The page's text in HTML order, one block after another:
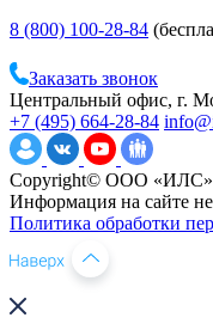
8 (800) 100-28-84
Заказать звонок
Центральный офис, г.
+7 (495) 664-28-84
Copyright© ООО «ИЛС»
Информация на сайте
Политика обработки